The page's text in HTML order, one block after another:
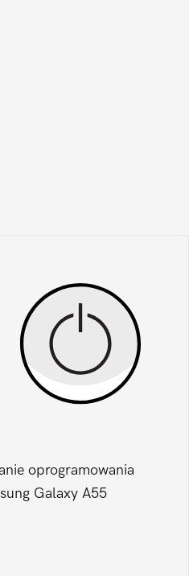
oprogramowania
Galaxy A55